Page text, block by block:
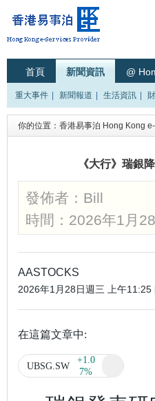
首頁 新聞資訊 @
重大事件 新聞報道 生活資訊
你的位置： 香港易事泊 Hong Kong
《大行》瑞銀
發佈者： Bill
時間：2026年1月
AASTOCKS
2026年1月28日週三 上午11:25
在這篇文章中:
UBSG.SW
+1.0
7%